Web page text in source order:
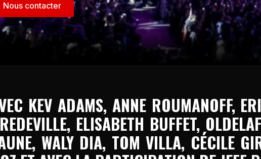
Nous contacter
KEV ADAMS, ANNE ROUMANOFF,
ELISABETH BUFFET,
WALY DIA, TOM VILLA, CÉCILE